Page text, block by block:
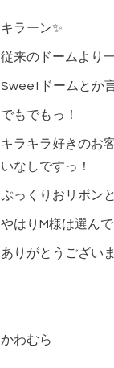
キラーン✨
従来のドームより
Sweetドームとか
でもでもっ！
キラキラ好きのお
いなしですっ！
ぷっくりおリボン
やはりM様は選ん
ありがとうござい
かわむら